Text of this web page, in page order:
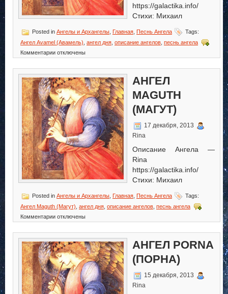
https://galactika.info/
Стихи: Михаил
Posted in Ангелы и Архангелы Главная Песнь Ангела
Tags:
Ангел Avamel (Авамель) ангел дня описание ангелов песнь ангела
Комментариик
записи
Ангел
Avamel
(Авамель)
отключены
АНГЕЛ
MAGUTH
(МАГУТ)
17 декабря, 2013
Rina
Описание Ангела —
Rina
https://galactika.info/
Стихи: Михаил
Posted in Ангелы и Архангелы Главная Песнь Ангела
Tags:
Ангел Maguth (Магут) ангел дня описание ангелов песнь ангела
Комментариик
записи
Ангел
Maguth
(Магут)
отключены
АНГЕЛ PORNA
(ПОРНА)
15 декабря, 2013
Rina